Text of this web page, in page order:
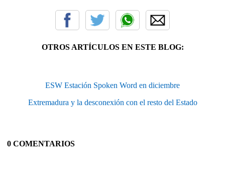
OTROS ARTÍCULOS EN ESTE BLOG:
ESW Estación Spoken Word en diciembre
Extremadura y la desconexión con el resto del Estado
0 COMENTARIOS